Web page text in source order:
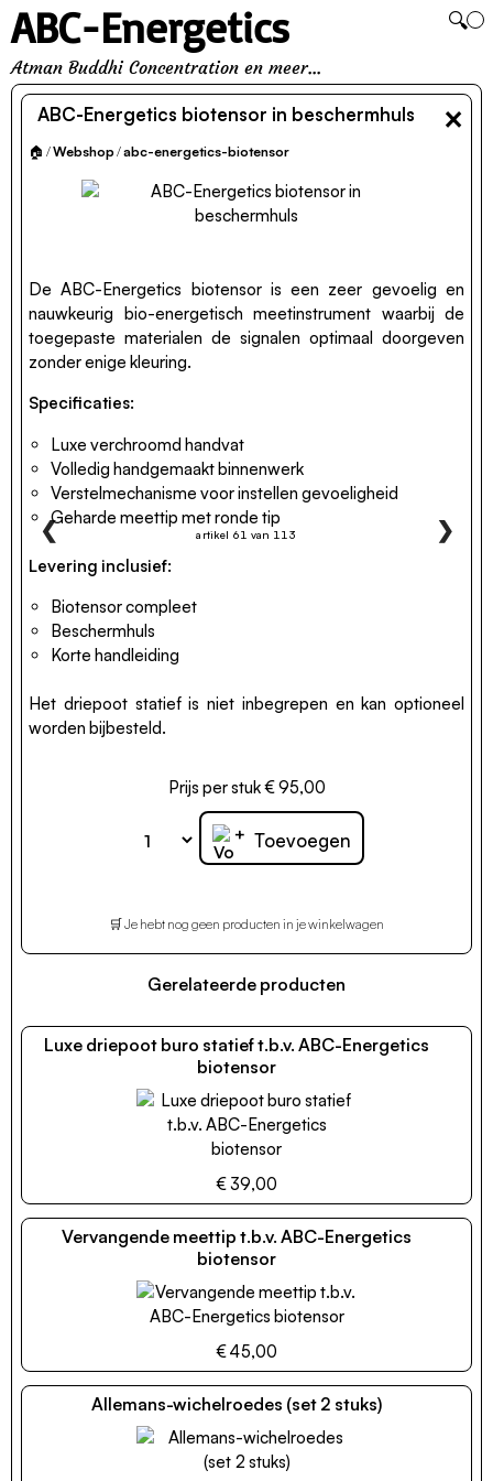
🔍
ABC-Energetics
Atman Buddhi Concentration en meer...
×
ABC-Energetics biotensor in beschermhuls
🏠 /Webshop /abc-energetics-biotensor
❮ artikel 61 van 113 ❯
De ABC-Energetics biotensor is een zeer gevoelig en
nauwkeurig bio-energetisch meetinstrument waarbij de
toegepaste materialen de signalen optimaal doorgeven
zonder enige kleuring.
Specificaties:
Luxe verchroomd handvat
Volledig handgemaakt binnenwerk
Verstelmechanisme voor instellen gevoeligheid
Geharde meettip met ronde tip
Levering inclusief:
Biotensor compleet
Beschermhuls
Korte handleiding
Het driepoot statief is niet inbegrepen en kan optioneel
worden bijbesteld.
Prijs per stuk € 95,00
+ Toevoegen
🛒 Je hebt nog geen producten in je winkelwagen
Gerelateerde producten
Luxe driepoot buro statief t.b.v. ABC-Energetics
biotensor
€ 39,00
Vervangende meettip t.b.v. ABC-Energetics
biotensor
€ 45,00
Allemans-wichelroedes (set 2 stuks)